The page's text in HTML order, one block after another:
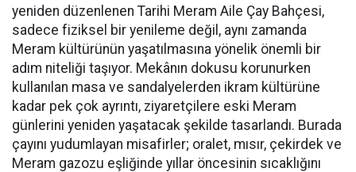
yeniden düzenlenen Tarihi Meram Aile Çay Bahçesi,
sadece fiziksel bir yenileme değil, aynı zamanda
Meram kültürünün yaşatılmasına yönelik önemli bir
adım niteliği taşıyor. Mekânın dokusu korunurken
kullanılan masa ve sandalyelerden ikram kültürüne
kadar pek çok ayrıntı, ziyaretçilere eski Meram
günlerini yeniden yaşatacak şekilde tasarlandı. Burada
çayını yudumlayan misafirler; oralet, mısır, çekirdek ve
Meram gazozu eşliğinde yıllar öncesinin sıcaklığını